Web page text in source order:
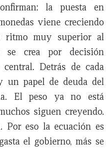
la puesta en
viene creciendo
ritmo muy superior al
crea por decisión
Detrás de cada
un papel de deuda del
El peso ya no está
siguen creyendo.
Por eso la ecuación es
el gobierno, más se